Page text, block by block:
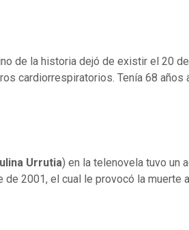
de la historia dejó de existir el 20
cardiorrespiratorios. Tenía 68 años
Urrutia) en la telenovela tuvo un
2001, el cual le provocó la muerte